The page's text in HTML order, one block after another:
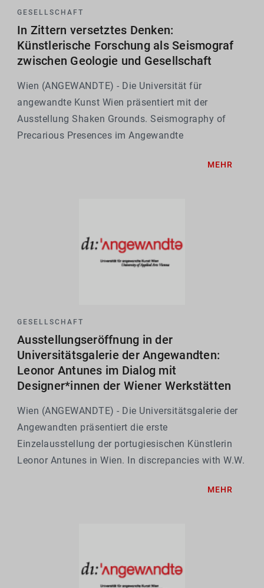
GESELLSCHAFT
In Zittern versetztes Denken:
Künstlerische Forschung als Seismograf
zwischen Geologie und Gesellschaft
Wien (ANGEWANDTE) - Die Universität für
angewandte Kunst Wien präsentiert mit der
Ausstellung Shaken Grounds. Seismography of
Precarious Presences im Angewandte
MEHR
GESELLSCHAFT
Ausstellungseröffnung in der
Universitätsgalerie der Angewandten:
Leonor Antunes im Dialog mit
Designer*innen der Wiener Werkstätten
Wien (ANGEWANDTE) - Die Universitätsgalerie der
Angewandten präsentiert die erste
Einzelausstellung der portugiesischen Künstlerin
Leonor Antunes in Wien. In discrepancies with W.W.
künstlerischen Arbeiten in einen Dialog mit Werken
MEHR